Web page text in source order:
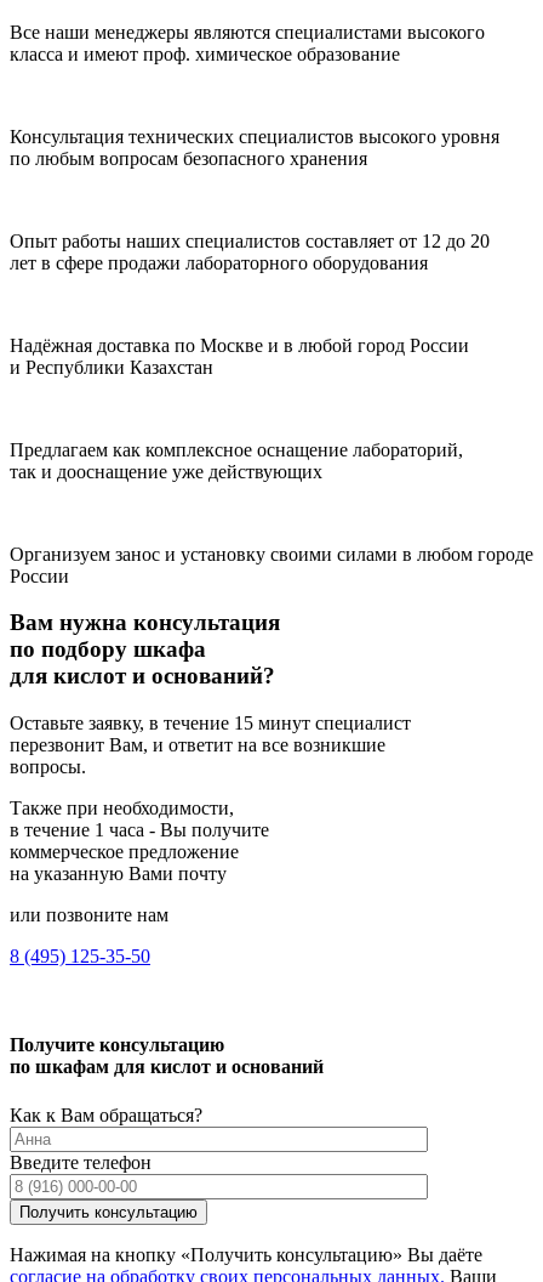
Все наши менеджеры являются специалистами высокого
класса и имеют проф. химическое образование
Консультация технических специалистов высокого уровня
по любым вопросам безопасного хранения
Опыт работы наших специалистов составляет от 12 до 20
лет в сфере продажи лабораторного оборудования
Надёжная доставка по Москве и в любой город России
и Республики Казахстан
Предлагаем как комплексное оснащение лабораторий,
так и дооснащение уже действующих
Организуем занос и установку своими силами в любом городе
России
Вам нужна консультация
по подбору шкафа
для кислот и оснований?
Оставьте заявку, в течение 15 минут специалист
перезвонит Вам, и ответит на все возникшие
вопросы.
Также при необходимости,
в течение 1 часа - Вы получите
коммерческое предложение
на указанную Вами почту
или позвоните нам
8 (495) 125-35-50
Получите консультацию
по шкафам для кислот и оснований
Как к Вам обращаться?
Введите телефон
Нажимая на кнопку «Получить консультацию» Вы даёте
согласие на обработку своих персональных данных. Ваши